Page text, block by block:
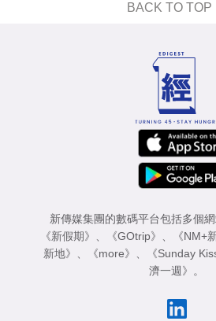
BACK TO TOP
新傳媒集團的數碼平台包括多個
《新假期》 、 《GOtrip》 、 《NM+
新地》 、 《more》 、 《Sunday
濟一週》 。